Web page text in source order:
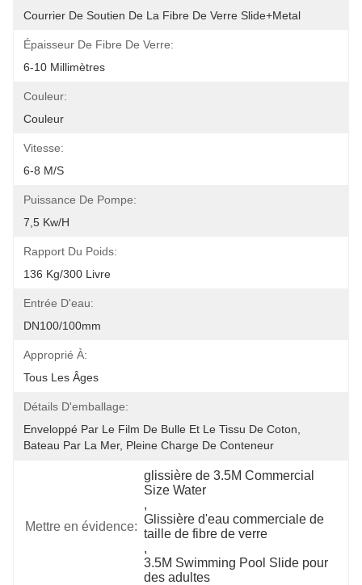
Courrier De Soutien De La Fibre De Verre Slide+Metal
Épaisseur De Fibre De Verre:
6-10 Millimètres
Couleur:
Couleur
Vitesse:
6-8 M/s
Puissance De Pompe:
7,5 Kw/H
Rapport Du Poids:
136 Kg/300 Livre
Entrée D'eau:
DN100/100mm
Approprié À:
Tous Les Âges
Détails D'emballage:
Enveloppé Par Le Film De Bulle Et Le Tissu De Coton,
Bateau Par La Mer, Pleine Charge De Conteneur
Mettre en évidence:
glissière de 3.5M Commercial
Size Water
,
Glissière d'eau commerciale de
taille de fibre de verre
,
3.5M Swimming Pool Slide pour
des adultes